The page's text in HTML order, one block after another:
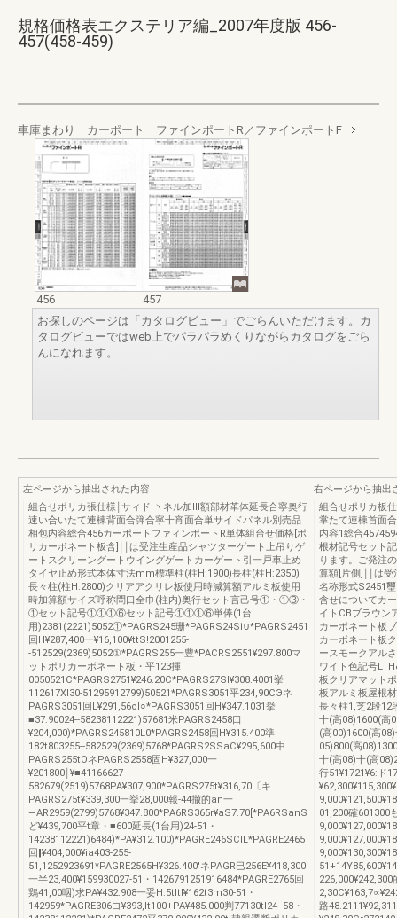
規格価格表エクステリア編_2007年度版 456-
457(458-459)
車庫まわり カーポート ファインポートR／ファインポートF
456
457
お探しのページは「カタログビュー」でごらんいただけます。カ
タログビューではweb上でパラパラめくりながらカタログをごら
んになれます。
左ページから抽出された内容
組合せポリカ張仕様￨サィド′ヽネル加Ⅲ額部材革体延長合寧奥行
速い合いたて連棟背面合弾合寧十宵面合単サイドパネル別売品
相包内容総合456カーポートファィンポートR単体組台せ価格[ポ
リカーボネート板含]￨￨は受注生産品シャツターゲート上吊りゲ
ートスクリーングートウイングゲートカーゲート引一戸車止め
タイヤ止め形式本体寸法mm標準柱(柱H:1900)長柱(柱H:2350)
長々柱(柱H:2800)クリアアクリレ板使用時減算額アルミ板使用
時加算額サイズ呼称問口全巾(柱内)奥行セット言己号①・①③・
①セット記号①①①⑥セット記号①①①⑥単俸(1台
用)2381(2221)5052①*PAGRS245珊*PAGRS24Si∪*PAGRS2451
回H¥287,400一¥16,100¥ttS!2001255-
-512529(2369)5052①*PAGRS255一豊*PACRS2551¥297.800マ
ットポリカーボネート板・平123揮
0050521C*PAGRS2751¥246.20C*PAGRS27Sl¥308.4001挙
112617Xl30-51295912799)50521*PAGRS3051平234,90CЭネ
PAGRS3051回L¥291,56ol○*PAGRS3051回H¥347.1031挙
■37:90024--58238112221)57681米PAGRS2458口
¥204,000)*PAGRS245810L0*PAGRS2458回H¥315.400準
182t803255--582529(2369)5768*PAGRS2SSaC¥295,600中
PAGRS255tOネPAGRS2558固H¥327,000一
¥201800￨¥■41166627-
582679(2519)5768PA¥307,900*PAGRS275t¥316,70〔キ
PAGRS275t¥339,300一挙28,000報‐44撤的an一
―AR2959(2799)5768¥347.800*PA6RS365r¥aS7.70[*PA6RSanS
ど¥439,700平t章・■600延長(1台用)24-51・
14238112221)6484)*PA¥312.100)*PAGRE246SCIL*PAGRE2465
回‖¥404,000¥ia403‐255-
51,1252923691*PAGRE2565H¥326.400'ネPAGR巳256E¥418,300
一半23,400¥159930027-51・1426791251916484*PAGRE2765回
鶏41,00咽)求PA¥432.908一妥H.5tltl¥162t3m30-51・
142959*PAGRE306ヨ¥393,lt100+PA¥485.000判77130tl24--58・
右ページから抽出
組合せポリカ板
掌たて連棟首面
内容1総合
根材記号セット
ります。ご発注
算額[片側]￨￨は
名称形式S2451
含せについてカ
イトCBブラウン
カーボネート板
カーボネート板
ースモークアル
ワイト色記号
板クリアマット
板アルミ板屋根
長々柱1,芝2段12
十(高08)1600(高
(高00)1600(高
05)800(高
十(高08)十(高
行51¥1721¥6:ド
01,200確601300
226,000¥242,300
路